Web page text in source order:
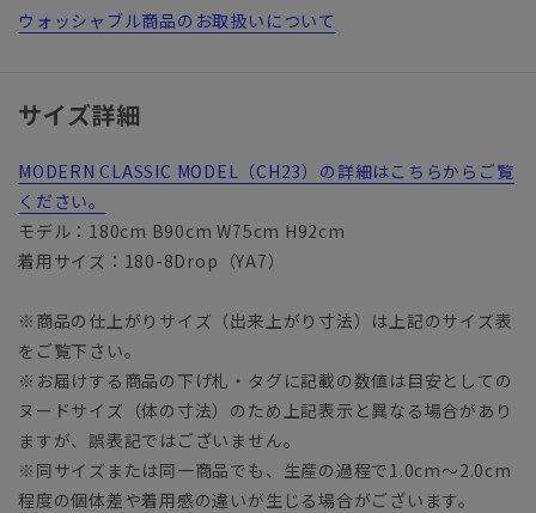
ウォッシャブル商品のお取扱いについて
サイズ詳細
MODERN CLASSIC MODEL（CH23）の詳細はこちらからご覧
ください。
モデル：180cm B90cm W75cm H92cm
着用サイズ：180-8Drop（YA7）
※商品の仕上がりサイズ（出来上がり寸法）は上記のサイズ表
をご覧下さい。
※お届けする商品の下げ札・タグに記載の数値は目安としての
ヌードサイズ（体の寸法）のため上記表示と異なる場合があり
ますが、誤表記ではございません。
※同サイズまたは同一商品でも、生産の過程で1.0cm～2.0cm
程度の個体差や着用感の違いが生じる場合がございます。